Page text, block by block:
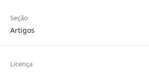
Seção
Artigos
Licença